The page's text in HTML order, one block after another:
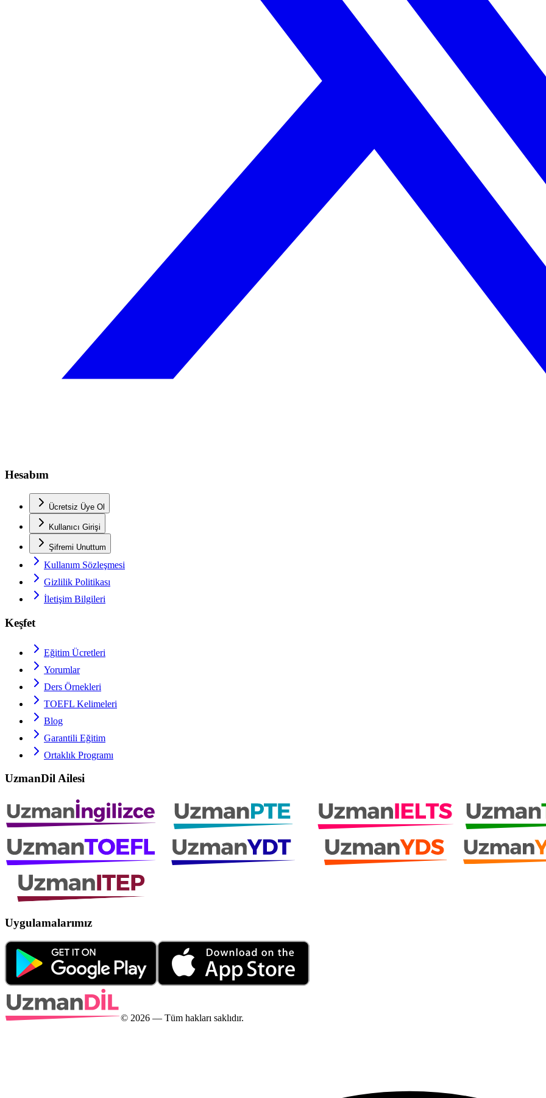
Hesabım
Ücretsiz Üye Ol
Kullanıcı Girişi
Şifremi Unuttum
Kullanım Sözleşmesi
Gizlilik Politikası
İletişim Bilgileri
Keşfet
Eğitim Ücretleri
Yorumlar
Ders Örnekleri
TOEFL Kelimeleri
Blog
Garantili Eğitim
Ortaklık Programı
UzmanDil Ailesi
Uygulamalarımız
© 2026 — Tüm hakları saklıdır.